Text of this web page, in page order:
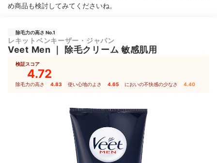
め商品も検討してみてくださいね。
除毛力の高さ No.1
レキットベンキーザー・ジャパン
Veet Men 除毛クリーム 敏感肌用
検証スコア
4.72
除毛力の高さ 4.83 使い心地のよさ 4.65 においの不快感の少なさ 4.40